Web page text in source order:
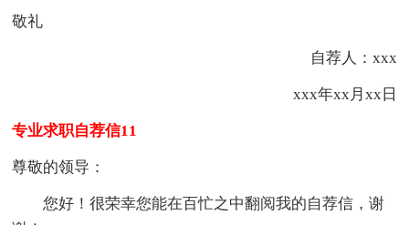
敬礼
自荐人：xxx
xxx年xx月xx日
专业求职自荐信11
尊敬的领导：
您好！很荣幸您能在百忙之中翻阅我的自荐信，谢